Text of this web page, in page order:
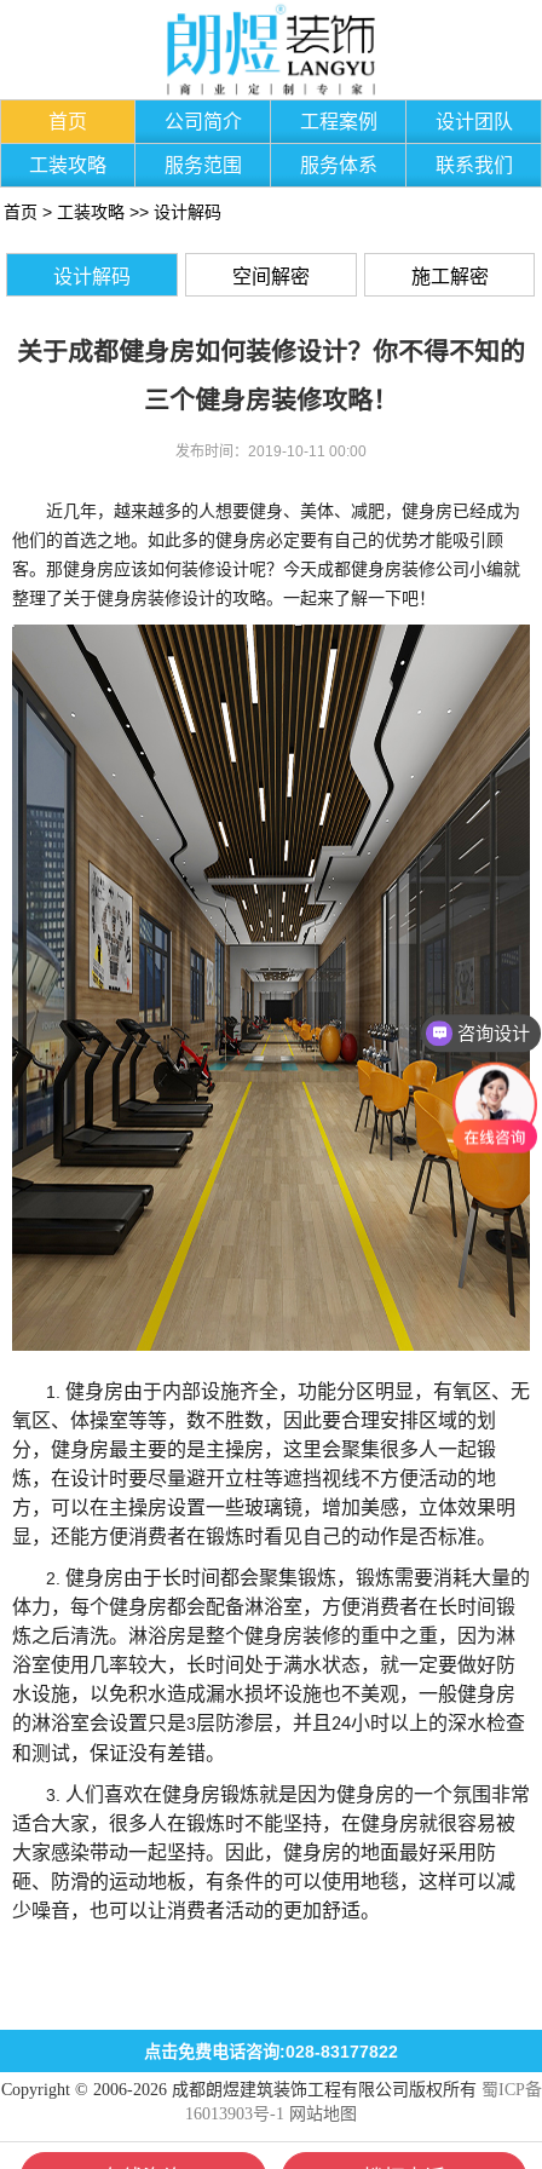
首页 公司简介 工程案例 设计团队
工装攻略 服务范围 服务体系 联系我们
首页 > 工装攻略 >> 设计解码
设计解码 空间解密 施工解密
关于成都健身房如何装修设计？你不得不知的
三个健身房装修攻略！
发布时间：2019-10-11 00:00
近几年，越来越多的人想要健身、美体、减肥，健身房已经成为
他们的首选之地。如此多的健身房必定要有自己的优势才能吸引顾
客。那健身房应该如何装修设计呢？今天成都健身房装修公司小编就
整理了关于健身房装修设计的攻略。一起来了解一下吧！
1. 健身房由于内部设施齐全，功能分区明显，有氧区、无
氧区、体操室等等，数不胜数，因此要合理安排区域的划
分，健身房最主要的是主操房，这里会聚集很多人一起锻
炼，在设计时要尽量避开立柱等遮挡视线不方便活动的地
方，可以在主操房设置一些玻璃镜，增加美感，立体效果明
显，还能方便消费者在锻炼时看见自己的动作是否标准。
2. 健身房由于长时间都会聚集锻炼，锻炼需要消耗大量的
体力，每个健身房都会配备淋浴室，方便消费者在长时间锻
炼之后清洗。淋浴房是整个健身房装修的重中之重，因为淋
浴室使用几率较大，长时间处于满水状态，就一定要做好防
水设施，以免积水造成漏水损坏设施也不美观，一般健身房
的淋浴室会设置只是3层防渗层，并且 24小时以上的深水检查
和测试，保证没有差错。
3.
人们喜欢在健身房锻炼就是因为健身房的一个氛围非常
适合大家，很多人在锻炼时不能坚持，在健身房就很容易被
大家感染带动一起坚持。因此，健身房的地面最好采用防
砸、防滑的运动地板，有条件的可以使用地毯，这样可以减
少噪音，也可以让消费者活动的更加舒适。
点击免费电话咨询:028-83177822
Copyright © 2006-2026 成都朗煜建筑装饰工程有限公司版权所有 蜀ICP备
16013903号-1 网站地图
咨询设计